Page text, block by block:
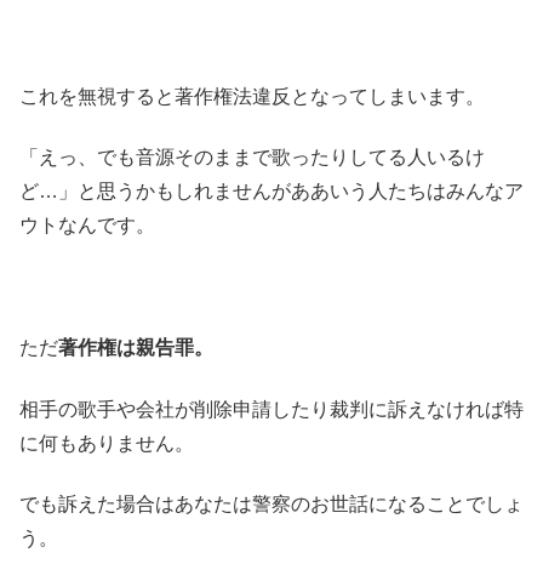
これを無視すると著作権法違反となってしまいます。
「えっ、でも音源そのままで歌ったりしてる人いるけ
ど…」と思うかもしれませんがああいう人たちはみんなア
ウトなんです。
ただ著作権は親告罪。
相手の歌手や会社が削除申請したり裁判に訴えなければ特
に何もありません。
でも訴えた場合はあなたは警察のお世話になることでしょ
う。